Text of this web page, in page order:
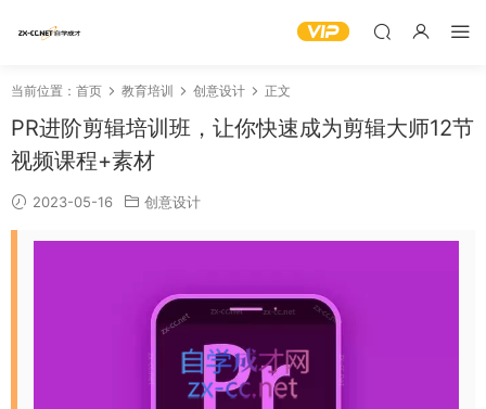
当前位置： 首页 教育培训 创意设计 正文
PR进阶剪辑培训班，让你快速成为剪辑大师12节
视频课程+素材
2023-05-16 创意设计